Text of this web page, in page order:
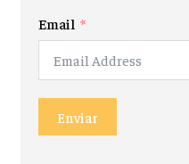
Email
Enviar